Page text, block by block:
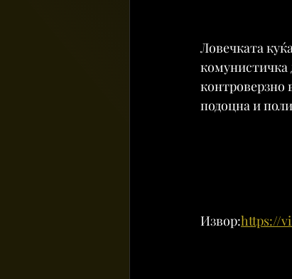
Ловечката
комунистичка
контроверзно
подоцна и
Извор:https://